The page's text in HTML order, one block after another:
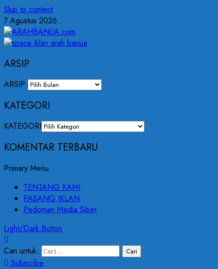
Skip to content
7 Agustus 2026
ARSIP
ARSIP
KATEGORI
KATEGORI
KOMENTAR TERBARU
Primary Menu
TENTANG KAMI
PASANG IKLAN
Pedoman Media Siber
Light/Dark Button
Cari untuk:
Subscribe